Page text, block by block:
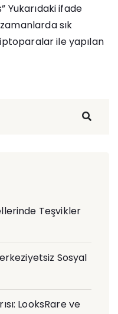
Yukarıdaki ifade
sık
ile yapılan
Teşvikler
Sosyal
LooksRare ve